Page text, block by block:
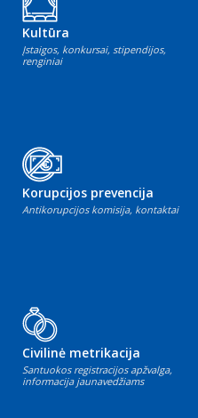
Kultūra
Įstaigos, konkursai, stipendijos,
renginiai
Korupcijos prevencija
Antikorupcijos komisija, kontaktai
Civilinė metrikacija
Santuokos registracijos apžvalga,
informacija jaunavedžiams